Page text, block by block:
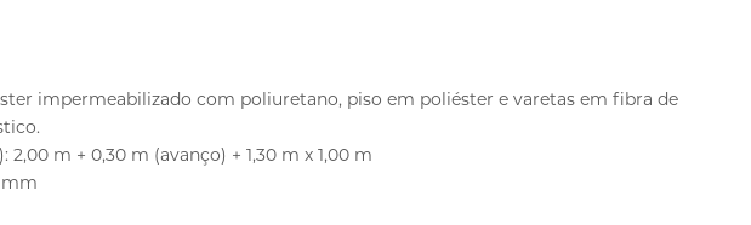
impermeabilizado com poliuretano, piso em poliéster e varetas em fibra de
2,00 m + 0,30 m (avanço) + 1,30 m x 1,00 m
mm